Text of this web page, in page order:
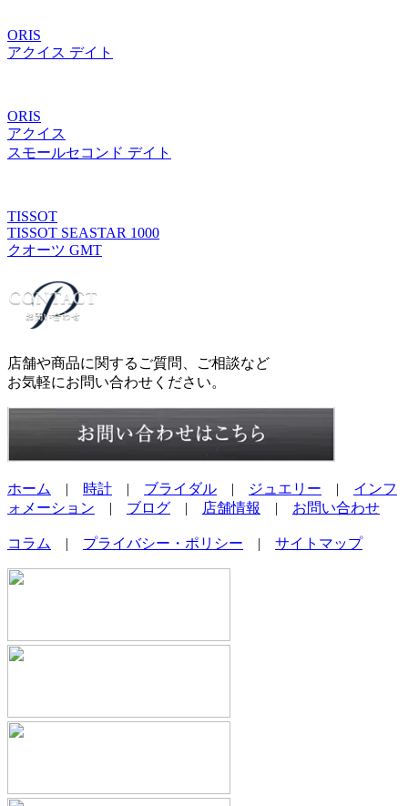
ORIS
アクイス デイト
ORIS
アクイス
スモールセコンド デイト
TISSOT
TISSOT SEASTAR 1000
クオーツ GMT
店舗や商品に関するご質問、ご相談など
お気軽にお問い合わせください。
ホーム | 時計 | ブライダル | ジュエリー | インフ
ォメーション | ブログ | 店舗情報 | お問い合わせ
コラム | プライバシー・ポリシー | サイトマップ